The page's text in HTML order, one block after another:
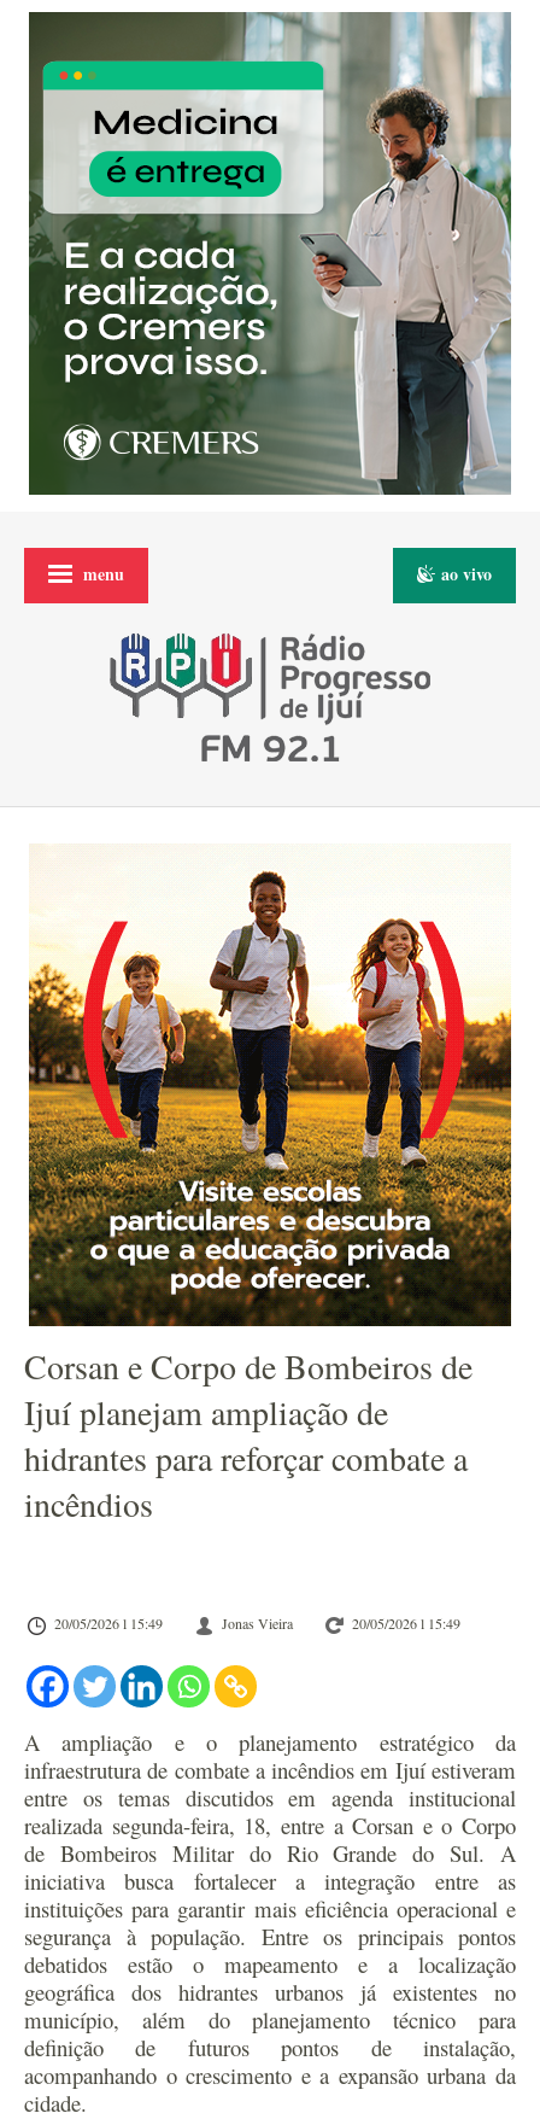
menu ao vivo
Corsan e Corpo de Bombeiros de
Ijuí planejam ampliação de
hidrantes para reforçar combate a
incêndios
20/05/2026 l 15:49 Jonas Vieira 20/05/2026 l 15:49
A ampliação e o planejamento estratégico da
infraestrutura de combate a incêndios em Ijuí estiveram
entre os temas discutidos em agenda institucional
realizada segunda-feira, 18, entre a Corsan e o Corpo
de Bombeiros Militar do Rio Grande do Sul. A
iniciativa busca fortalecer a integração entre as
instituições para garantir mais eficiência operacional e
segurança à população. Entre os principais pontos
debatidos estão o mapeamento e a localização
geográfica dos hidrantes urbanos já existentes no
município, além do planejamento técnico para
definição de futuros pontos de instalação,
acompanhando o crescimento e a expansão urbana da
cidade.